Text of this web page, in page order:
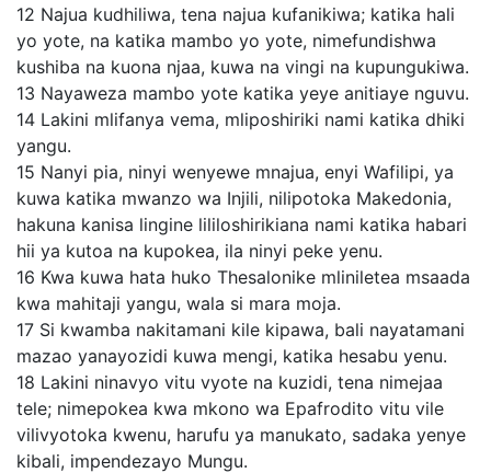
12 Najua kudhiliwa, tena najua kufanikiwa; katika hali
yo yote, na katika mambo yo yote, nimefundishwa
kushiba na kuona njaa, kuwa na vingi na kupungukiwa.
13 Nayaweza mambo yote katika yeye anitiaye nguvu.
14 Lakini mlifanya vema, mliposhiriki nami katika dhiki
yangu.
15 Nanyi pia, ninyi wenyewe mnajua, enyi Wafilipi, ya
kuwa katika mwanzo wa Injili, nilipotoka Makedonia,
hakuna kanisa lingine lililoshirikiana nami katika habari
hii ya kutoa na kupokea, ila ninyi peke yenu.
16 Kwa kuwa hata huko Thesalonike mliniletea msaada
kwa mahitaji yangu, wala si mara moja.
17 Si kwamba nakitamani kile kipawa, bali nayatamani
mazao yanayozidi kuwa mengi, katika hesabu yenu.
18 Lakini ninavyo vitu vyote na kuzidi, tena nimejaa
tele; nimepokea kwa mkono wa Epafrodito vitu vile
vilivyotoka kwenu, harufu ya manukato, sadaka yenye
kibali, impendezayo Mungu.